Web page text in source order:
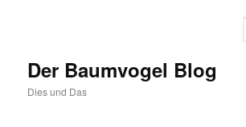
Der Baumvogel Blog
Dies und Das